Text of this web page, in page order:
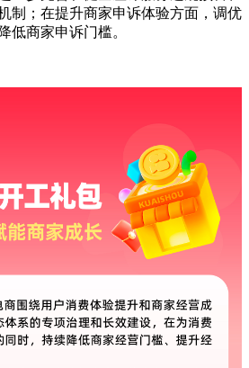
制；在提升商家申诉体验方面，调优
低商家申诉门槛。